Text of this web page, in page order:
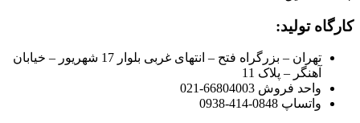
کارگاه تولید:
تهران – بزرگراه فتح – انتهای غربی بلوار 17 شهریور – خیابان
آهنگر – پلاک 11
واحد فروش 66804003-021
واتساپ 0848-414-0938